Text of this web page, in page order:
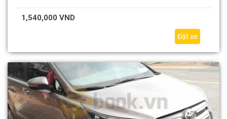
1,540,000 VND
Đặt xe